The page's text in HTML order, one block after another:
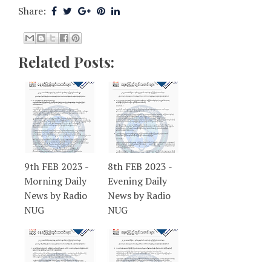
Share:
Related Posts:
9th FEB 2023 -
Morning Daily
News by Radio
NUG
8th FEB 2023 -
Evening Daily
News by Radio
NUG